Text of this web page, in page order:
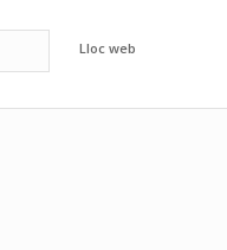
Lloc web